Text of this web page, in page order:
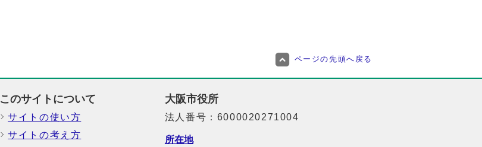
ページの先頭へ戻る
このサイトについて
サイトの使い方
サイトの考え方
大阪市役所
法人番号：6000020271004
所在地